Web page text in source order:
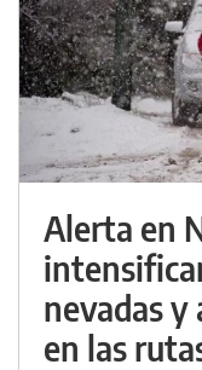
Alerta en
nevadas
en las